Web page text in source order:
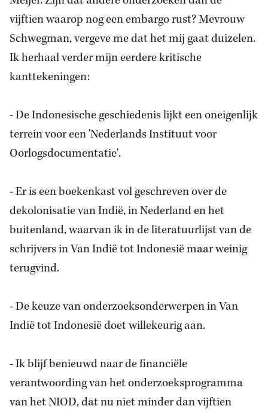
vijftien waarop nog een embargo rust? Mevrouw
Schwegman, vergeve me dat het mij gaat duizelen.
Ik herhaal verder mijn eerdere kritische
kanttekeningen:
- De Indonesische geschiedenis lijkt een oneigenlijk
terrein voor een 'Nederlands Instituut voor
Oorlogsdocumentatie'.
- Er is een boekenkast vol geschreven overde
dekolonisatie van Indië, inNederlanden het
buitenland, waarvan ik in de literatuurlijst van de
schrijvers in Van Indië tot Indonesië maar weinig
terugvind.
-De keuze van onderzoeksonderwerpenin Van
Indië tot Indonesië doet willekeurig aan.
- Ik blijf benieuwd naar de financiële
verantwoording van het onderzoeksprogramma
van het NIOD, dat nu niet minder dan vijftien